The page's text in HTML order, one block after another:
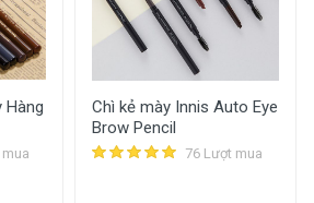
So Sánh Giá
Hàng
Chì kẻ mày Innis Auto Eye
Brow Pencil
76 Lượt mua